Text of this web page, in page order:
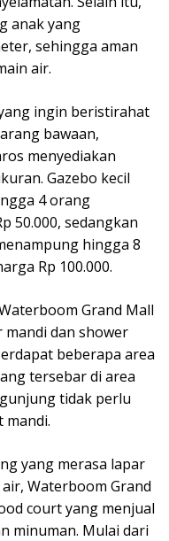
anak yang
sehingga aman
air.
ingin beristirahat
bawaan,
menyediakan
Gazebo kecil
4 orang
50.000, sedangkan
hingga 8
Rp 100.000.
Grand Mall
mandi dan shower
beberapa area
tersebar di area
tidak perlu
mandi.
yang merasa lapar
Waterboom Grand
court yang menjual
minuman. Mulai dari